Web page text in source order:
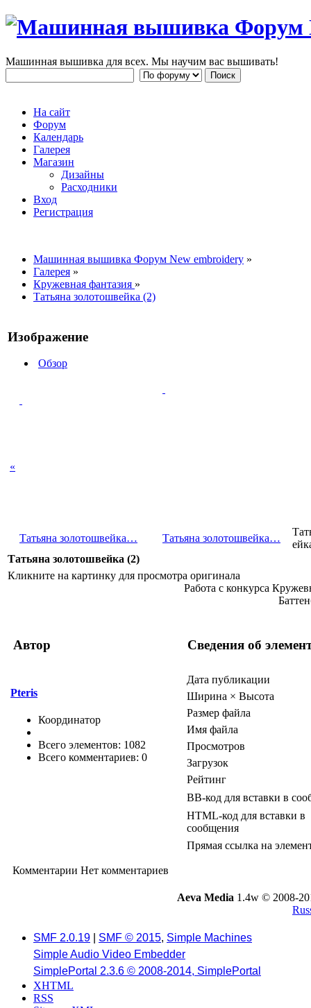
Машинная вышивка для всех. Мы научим вас вышивать!
На сайт
Форум
Календарь
Галерея
Магазин
Дизайны
Расходники
Вход
Регистрация
Машинная вышивка Форум New embroidery »
Галерея »
Кружевная фантазия »
Татьяна золотошвейка (2)
Изображение
Обзор
«
Татьяна золотошв­ейка… Татьяна золотошв­ейка…
Татьяна золотошвейка (2)
Кликните на картинку для просмотра оригинала
Работа с конкурса
Автор Сведения об
Pteris
Координатор
Всего элементов: 1082
Всего комментариев: 0
Дата публикации
Ширина × Высота
Размер файла
Имя файла
Просмотров
Загрузок
Рейтинг
BB-код для вставки в
HTML-код для вставки в
сообщения
Прямая ссылка на
Комментарии Нет комментариев
Aeva Media 1.4w © 2008-
SMF 2.0.19 SMF © 2015, Simple Machines
Simple Audio Video Embedder
SimplePortal 2.3.6 © 2008-2014, SimplePortal
XHTML
RSS